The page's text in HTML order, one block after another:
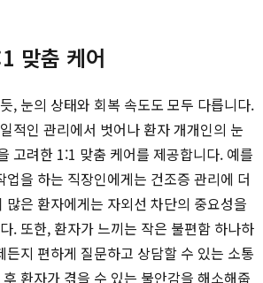
맞춤 케어
, 눈의 상태와 회복 속도도 모두 다릅니다.
적인 관리에서 벗어나 환자 개개인의 눈
고려한 1:1 맞춤 케어를 제공합니다. 예를
업을 하는 직장인에게는 건조증 관리에 더
많은 환자에게는 자외선 차단의 중요성을
. 또한, 환자가 느끼는 작은 불편함 하나하
든지 편하게 질문하고 상담할 수 있는 소통
환자가 겪을 수 있는 불안감을 해소해줍